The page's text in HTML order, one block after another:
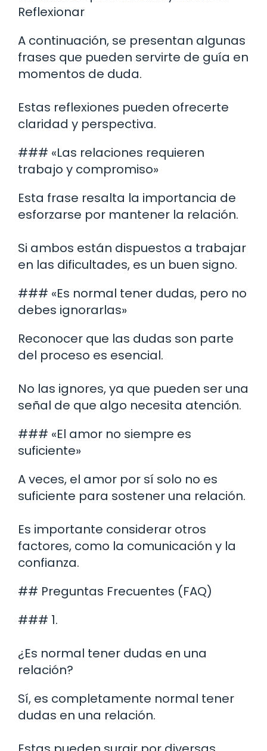
Reflexionar
A continuación, se presentan algunas
frases que pueden servirte de guía en
momentos de duda.
Estas reflexiones pueden ofrecerte
claridad y perspectiva.
### «Las relaciones requieren
trabajo y compromiso»
Esta frase resalta la importancia de
esforzarse por mantener la relación.
Si ambos están dispuestos a trabajar
en las dificultades, es un buen signo.
### «Es normal tener dudas, pero no
debes ignorarlas»
Reconocer que las dudas son parte
del proceso es esencial.
No las ignores, ya que pueden ser una
señal de que algo necesita atención.
### «El amor no siempre es
suficiente»
A veces, el amor por sí solo no es
suficiente para sostener una relación.
Es importante considerar otros
factores, como la comunicación y la
confianza.
## Preguntas Frecuentes (FAQ)
### 1.
¿Es normal tener dudas en una
relación?
Sí, es completamente normal tener
dudas en una relación.